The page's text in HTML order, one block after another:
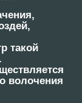
такой
волочения